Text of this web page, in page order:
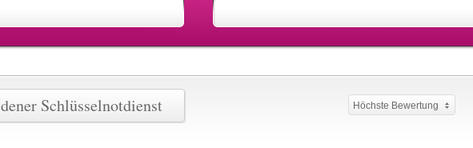
Schlüsselnotdienst Höchste Bewertung